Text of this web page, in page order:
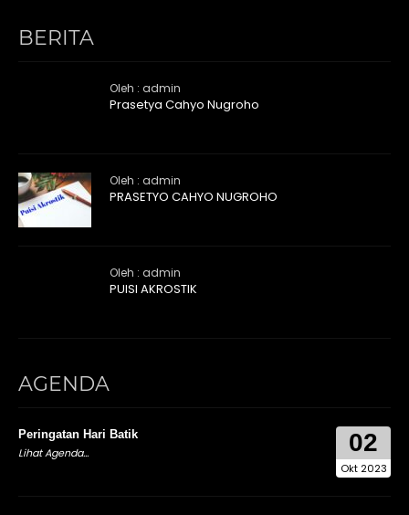
BERITA
Oleh : admin
Prasetya Cahyo Nugroho
Oleh : admin
PRASETYO CAHYO NUGROHO
Oleh : admin
PUISI AKROSTIK
AGENDA
02
Okt 2023
Peringatan Hari Batik
Lihat Agenda...